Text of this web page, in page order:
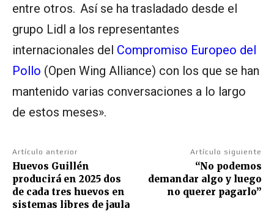
entre otros. Así se ha trasladado desde el
grupo Lidl a los representantes
internacionales del Compromiso Europeo del
Pollo (Open Wing Alliance) con los que se han
mantenido varias conversaciones a lo largo
de estos meses».
Artículo anterior
Huevos Guillén
producirá en 2025 dos
de cada tres huevos en
sistemas libres de jaula
Artículo siguiente
“No podemos
demandar algo y luego
no querer pagarlo”